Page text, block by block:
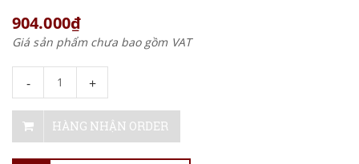
904.000₫
Giá sản phẩm chưa bao gồm VAT
- +
HÀNG NHẬN ORDER